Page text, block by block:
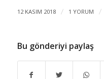
12 KASIM 2018 / 1 YORUM /
Bu gönderiyi paylaş